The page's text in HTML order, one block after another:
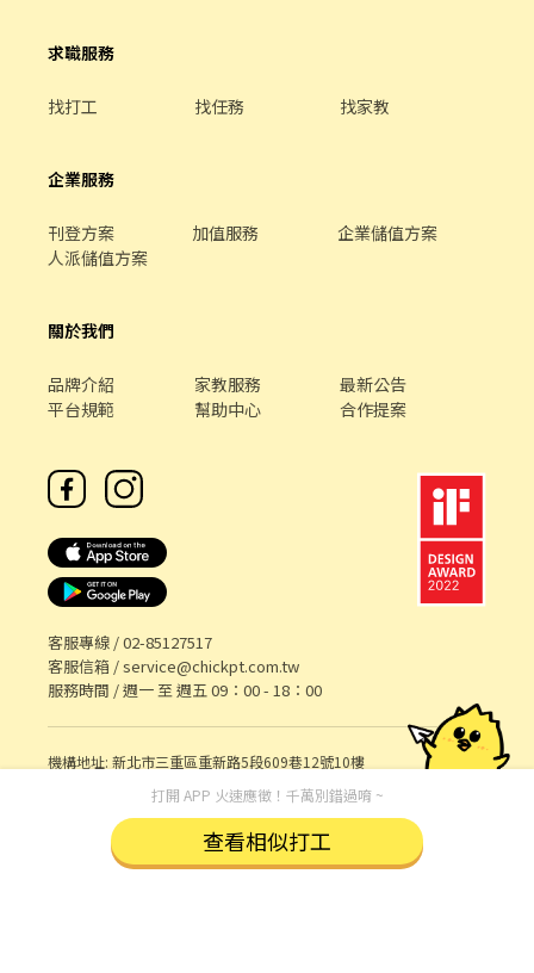
求職服務
找打工 找任務 找家教
企業服務
刊登方案 加值服務
企業儲值方案
人派儲值方案
關於我們
品牌介紹 家教服務
最新公告
平台規範
幫助中心 合作提案
客服專線 /02-85127517
客服信箱 /service@chickpt.com.tw
服務時間 / 週一 至 週五 09：00 - 18：00
機構地址: 新北市三重區重新路5段609巷12號10樓
Copyright © 2026 by Addcn Technology Co., Ltd. All Rights
數字科技股份有限公司
打開 APP 火速應徵！千萬別錯過唷 ~
查看相似打工